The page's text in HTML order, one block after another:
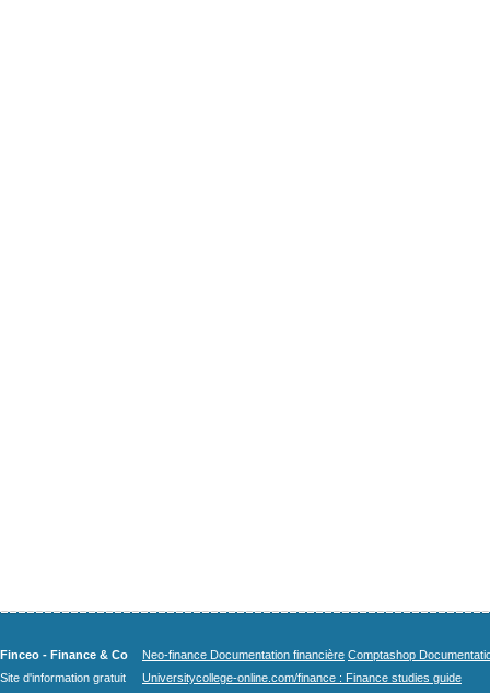
Finceo - Finance & Co
Site d'information gratuit
Neo-finance Documentation financière Comptashop
Universitycollege-online.com/finance : Finance studies guide